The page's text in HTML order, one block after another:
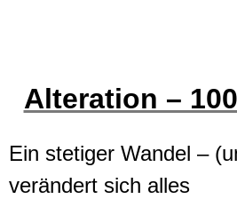
Alteration –
Ein stetiger Wandel –
verändert sich alles